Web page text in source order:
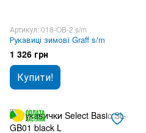
Артикул: 018-OB-2 s/m
Рукавиці зимові Graff s/m
1 326 грн
Купити!